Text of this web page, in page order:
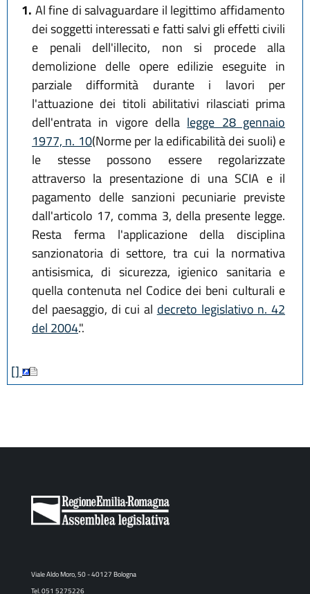
1. Al fine di salvaguardare il legittimo affidamento
dei soggetti interessati e fatti salvi gli effetti civili
e penali dell'illecito, non si procede alla
demolizione delle opere edilizie eseguite in
parziale difformità durante i lavori per
l'attuazione dei titoli abilitativi rilasciati prima
dell'entrata in vigore della legge 28 gennaio
1977, n. 10(Norme per la edificabilità dei suoli) e
le stesse possono essere regolarizzate
attraverso la presentazione di una SCIA e il
pagamento delle sanzioni pecuniarie previste
dall'articolo 17, comma 3, della presente legge.
Resta ferma l'applicazione della disciplina
sanzionatoria di settore, tra cui la normativa
antisismica, di sicurezza, igienico sanitaria e
quella contenuta nel Codice dei beni culturali e
del paesaggio, di cui al decreto legislativo n. 42
del 2004.".
[]
Viale Aldo Moro, 50 - 40127 Bologna
Tel. 051 5275226